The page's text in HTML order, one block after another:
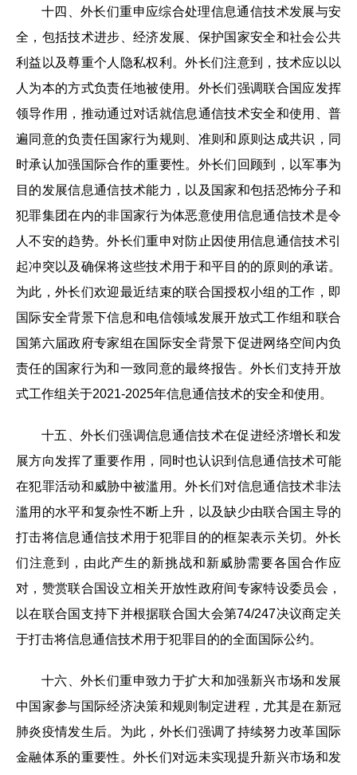
十四、外长们重申应综合处理信息通信技术发展与安
全，包括技术进步、经济发展、保护国家安全和社会公共
利益以及尊重个人隐私权利。外长们注意到，技术应以以
人为本的方式负责任地被使用。外长们强调联合国应发挥
领导作用，推动通过对话就信息通信技术安全和使用、普
遍同意的负责任国家行为规则、准则和原则达成共识，同
时承认加强国际合作的重要性。外长们回顾到，以军事为
目的发展信息通信技术能力，以及国家和包括恐怖分子和
犯罪集团在内的非国家行为体恶意使用信息通信技术是令
人不安的趋势。外长们重申对防止因使用信息通信技术引
起冲突以及确保将这些技术用于和平目的的原则的承诺。
为此，外长们欢迎最近结束的联合国授权小组的工作，即
国际安全背景下信息和电信领域发展开放式工作组和联合
国第六届政府专家组在国际安全背景下促进网络空间内负
责任的国家行为和一致同意的最终报告。外长们支持开放
式工作组关于2021-2025年信息通信技术的安全和使用。
十五、外长们强调信息通信技术在促进经济增长和发
展方向发挥了重要作用，同时也认识到信息通信技术可能
在犯罪活动和威胁中被滥用。外长们对信息通信技术非法
滥用的水平和复杂性不断上升，以及缺少由联合国主导的
打击将信息通信技术用于犯罪目的的框架表示关切。外长
们注意到，由此产生的新挑战和新威胁需要各国合作应
对，赞赏联合国设立相关开放性政府间专家特设委员会，
以在联合国支持下并根据联合国大会第74/247决议商定关
于打击将信息通信技术用于犯罪目的的全面国际公约。
十六、外长们重申致力于扩大和加强新兴市场和发展
中国家参与国际经济决策和规则制定进程，尤其是在新冠
肺炎疫情发生后。为此，外长们强调了持续努力改革国际
金融体系的重要性。外长们对远未实现提升新兴市场和发